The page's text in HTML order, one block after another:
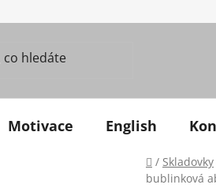
Motivace English
Domů
/ Skladovky
bublinková